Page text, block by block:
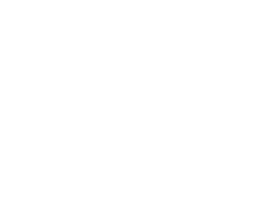
: zoom sur l’hypotrophie
complexes chez les femmes. Néanmoins, il existe des
: la chirurgie des seins.
de féminité
face à la valorisation du physique, mais surtout des